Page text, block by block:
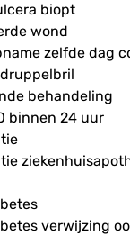
biopt
wond
zelfde dag
behandeling
binnen 24 uur
verwijzing